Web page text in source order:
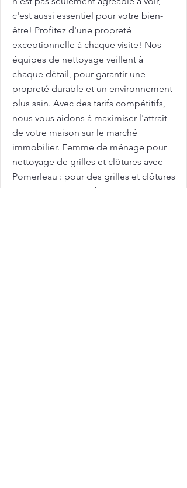
c'est aussi essentiel pour votre bien-
être! Profitez d'une propreté
exceptionnelle à chaque visite! Nos
équipes de nettoyage veillent à
chaque détail, pour garantir une
propreté durable et un environnement
plus sain. Avec des tarifs compétitifs,
nous vous aidons à maximiser l'attrait
de votre maison sur le marché
immobilier. Femme de ménage pour
nettoyage de grilles et clôtures avec
Pomerleau : pour des grilles et clôtures
toujours propres et bien entretenues !